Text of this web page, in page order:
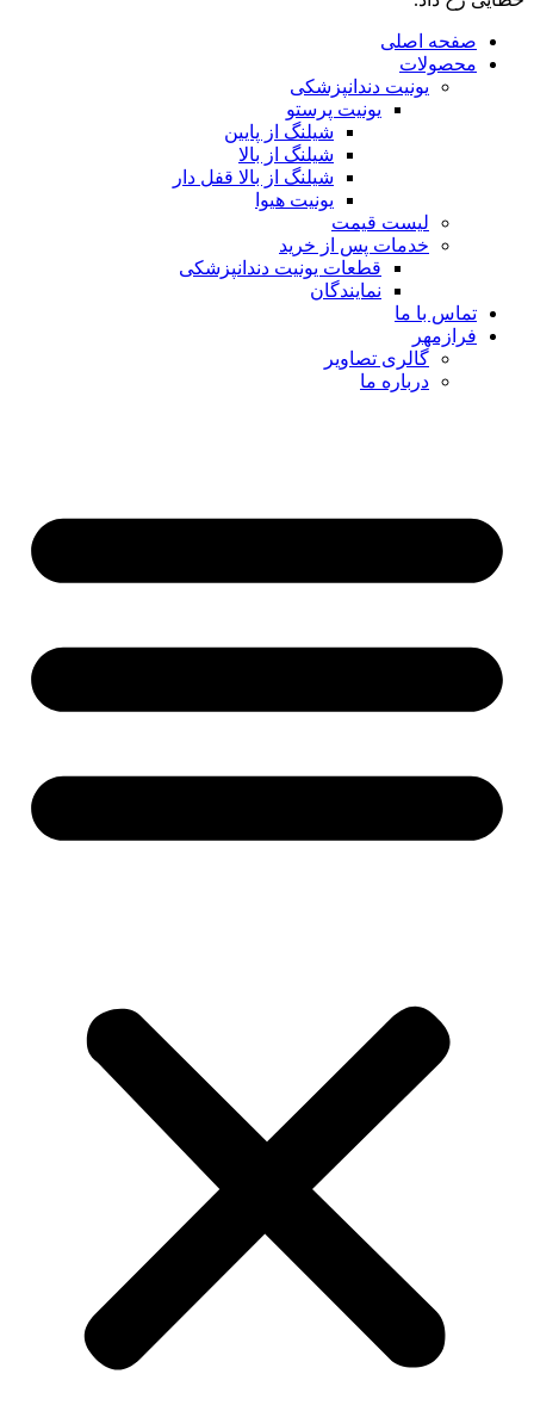
صفحه اصلی
محصولات
یونیت دندانپزشکی
یونیت پرستو
شیلنگ از پایین
شیلنگ از بالا
شیلنگ از بالا قفل دار
یونیت هیوا
لیست قیمت
خدمات پس از خرید
قطعات یونیت دندانپزشکی
نمایندگان
تماس با ما
فرازمهر
گالری تصاویر
درباره ما